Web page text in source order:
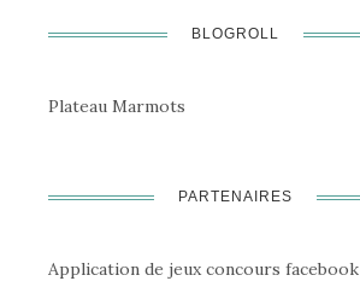
Les voitures de légende, cinéma
BLOGROLL
Plateau Marmots
PARTENAIRES
Application de jeux concours facebook